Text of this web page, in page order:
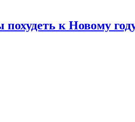
к Новому